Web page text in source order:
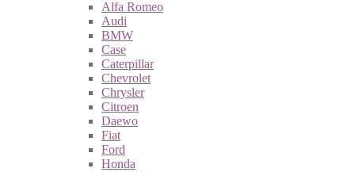
Alfa Romeo
Audi
BMW
Case
Caterpillar
Chevrolet
Chrysler
Citroen
Daewo
Fiat
Ford
Honda